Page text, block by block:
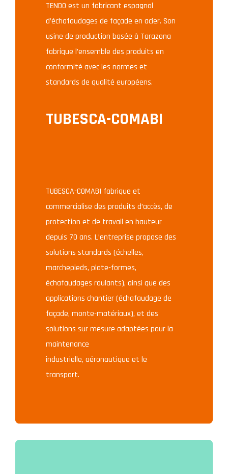
TENDO est un fabricant espagnol
d’échafaudages de façade en acier. Son
usine de production basée à Tarazona
fabrique l’ensemble des produits en
conformité avec les normes et
standards de qualité européens.
TUBESCA-COMABI
TUBESCA-COMABI fabrique et
commercialise des produits d’accès, de
protection et de travail en hauteur
depuis 70 ans. L’entreprise propose des
solutions standards (échelles,
marchepieds, plate-formes,
échafaudages roulants), ainsi que des
applications chantier (échafaudage de
façade, monte-matériaux), et des
solutions sur mesure adaptées pour la
maintenance
industrielle, aéronautique et le
transport.